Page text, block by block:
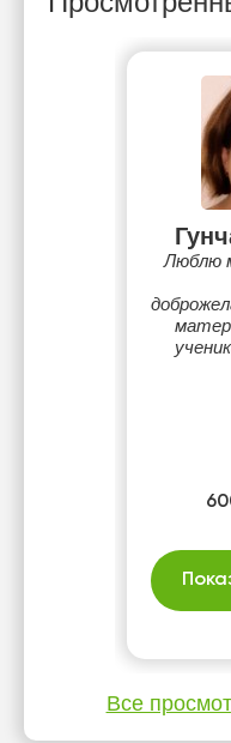
Люблю
Все